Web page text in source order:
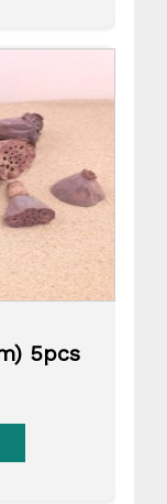
5pcs